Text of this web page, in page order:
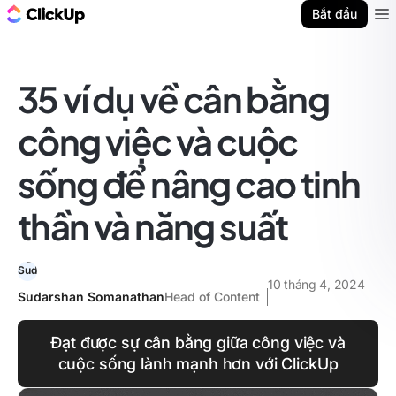
Bắt đầu
35 ví dụ về cân bằng
công việc và cuộc
sống để nâng cao tinh
thần và năng suất
Sudarshan SomanathanHead of Content
10 tháng 4, 2024
Đạt được sự cân bằng giữa công việc và
cuộc sống lành mạnh hơn với ClickUp